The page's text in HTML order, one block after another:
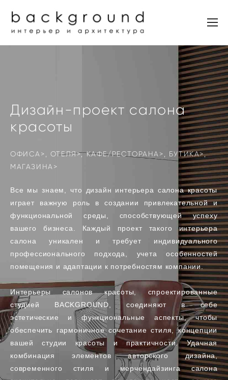
Дизайн-проект салона
красоты
ОФИСА>, ОТЕЛЯ>,КАФЕ/РЕСТОРАНА>, БУТИКА>,
МАГАЗИНА>
Все мы знаем, что дизайн интерьера салона красоты
играет важную роль в создании привлекательной и
функциональной среды, способствующей успеху
вашего бизнеса. Каждый проект такого интерьера
салона уникален и требует индивидуального
профессионального подхода, учета особенностей
помещения и адаптации к потребностям компании.
Интерьеры салонов красоты, спроектированные
студией BACKGROUND, соединяют в себе
эстетические и функциональные аспекты, чтобы
обеспечить гармоничное сочетание стиля, концепции
вашей студии красоты и практичности. Удачная
комбинация элементов авторского дизайна,
современного стиля и мерчендайзинга салона